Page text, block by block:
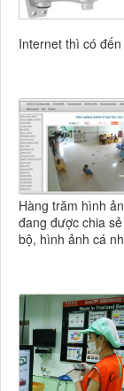
Internet thì có
Hàng trăm hình
đang được chia
bộ, hình ảnh cá